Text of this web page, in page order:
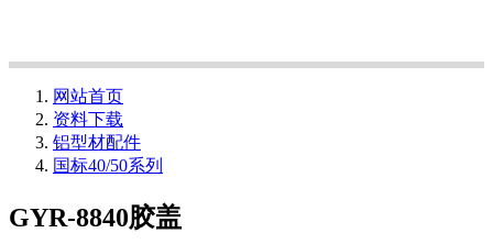
网站首页
资料下载
铝型材配件
国标40/50系列
GYR-8840胶盖